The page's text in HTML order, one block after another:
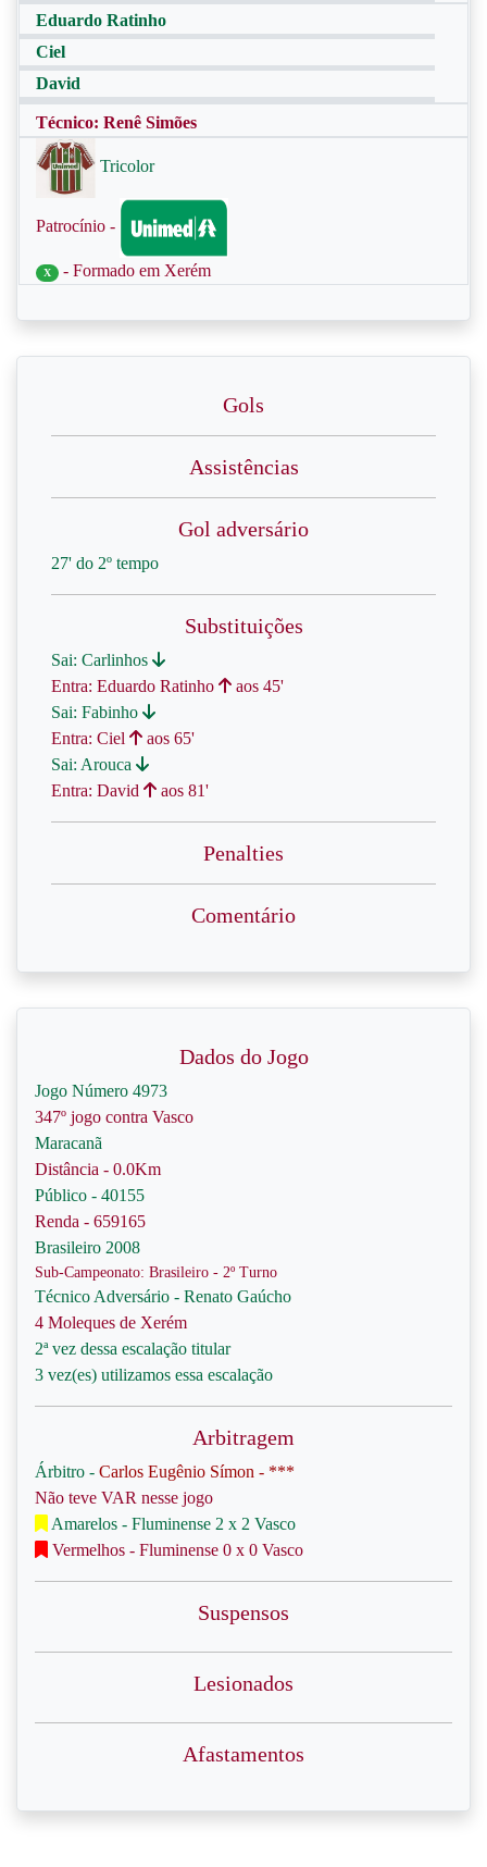
Eduardo Ratinho
Ciel
David
Técnico: Renê Simões
Tricolor
Patrocínio -
X - Formado em Xerém
Gols
Assistências
Gol adversário
27' do 2º tempo
Substituições
Sai: Carlinhos
Entra: Eduardo Ratinho
aos 45'
Sai: Fabinho
Entra: Ciel
aos 65'
Sai: Arouca
Entra: David
aos 81'
Penalties
Comentário
Dados do Jogo
Jogo Número 4973
347º jogo contra Vasco
Maracanã
Distância - 0.0Km
Público - 40155
Renda - 659165
Brasileiro 2008
Sub-Campeonato: Brasileiro - 2º Turno
Técnico Adversário - Renato Gaúcho
4 Moleques de Xerém
2ª vez dessa escalação titular
3 vez(es) utilizamos essa escalação
Arbitragem
Árbitro - Carlos Eugênio Símon - ***
Não teve VAR nesse jogo
Amarelos - Fluminense 2 x 2 Vasco
Vermelhos - Fluminense 0 x 0 Vasco
Suspensos
Lesionados
Afastamentos